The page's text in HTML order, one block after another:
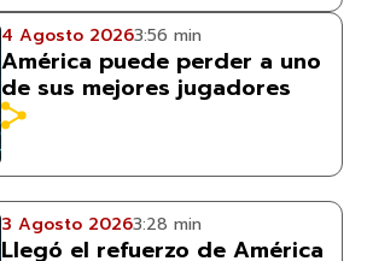
4 Agosto 20263:56 min
América puede perder a uno
de sus mejores jugadores
3 Agosto 20263:28 min
Llegó el refuerzo de América